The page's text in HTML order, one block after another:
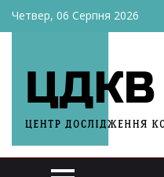
Четвер, 06 Серпня 2026